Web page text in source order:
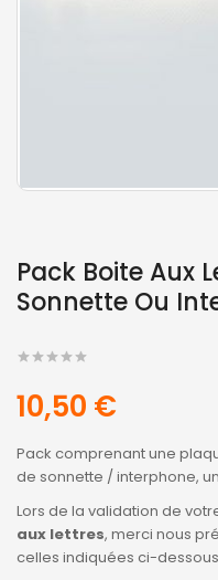
Pack Boite Aux
Sonnette Ou
10,50 €
Pack comprenant une
de sonnette / interphone,
Lors de la validation de
aux lettres, merci nous
celles indiquées ci-